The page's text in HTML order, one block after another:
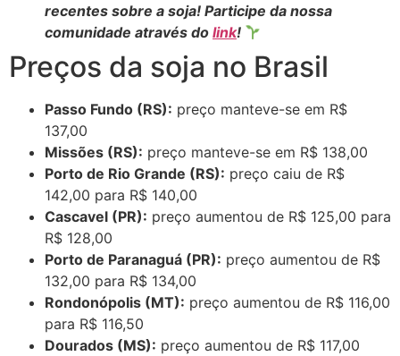
recentes sobre a soja! Participe da nossa
comunidade através do link!
Preços da soja no Brasil
Passo Fundo (RS): preço manteve-se em R$
137,00
Missões (RS): preço manteve-se em R$ 138,00
Porto de Rio Grande (RS): preço caiu de R$
142,00 para R$ 140,00
Cascavel (PR): preço aumentou de R$ 125,00 para
R$ 128,00
Porto de Paranaguá (PR): preço aumentou de R$
132,00 para R$ 134,00
Rondonópolis (MT): preço aumentou de R$ 116,00
para R$ 116,50
Dourados (MS): preço aumentou de R$ 117,00